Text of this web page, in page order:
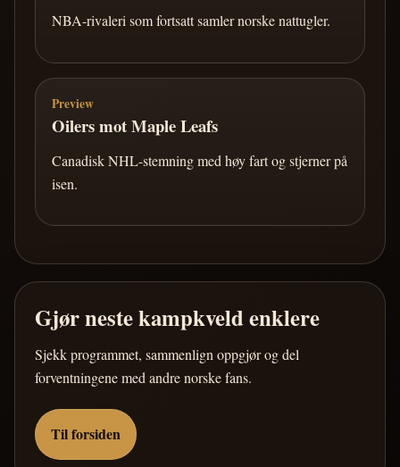
NBA-rivaleri som fortsatt samler norske nattugler.
Preview
Oilers mot Maple Leafs
Canadisk NHL-stemning med høy fart og stjerner på
isen.
Gjør neste kampkveld enklere
Sjekk programmet, sammenlign oppgjør og del
forventningene med andre norske fans.
Til forsiden